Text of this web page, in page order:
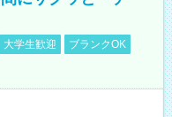
大学生歓迎
ブランクOK